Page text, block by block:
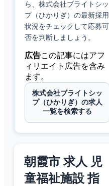
ら、 株式会社ブライトシッ
プ（ひかりぎ） の最新採用
状況をチェックして応募可
否を判断しましょう。
広告この記事にはアフ
ィリエイト広告を含み
ます。
株式会社ブライトシッ
プ（ひかりぎ）の求人
一覧を検索する
朝霞市 求人 児
童福祉施設 指